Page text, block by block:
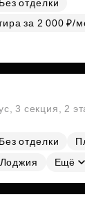
Без отделки
за 2 000 ₽/
3 секция, 2
Без отделки
Лоджия Ещё